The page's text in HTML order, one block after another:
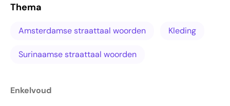
Thema
Amsterdamse straattaal woorden Kleding
Surinaamse straattaal woorden
Enkelvoud